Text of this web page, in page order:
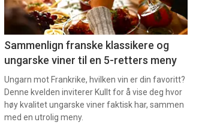
5
Sammenlign franske klassikere og
ungarske viner til en 5-retters meny
Ungarn mot Frankrike, hvilken vin er din favoritt?
Denne kvelden inviterer Kullt for å vise deg hvor
høy kvalitet ungarske viner faktisk har, sammen
med en utrolig meny.